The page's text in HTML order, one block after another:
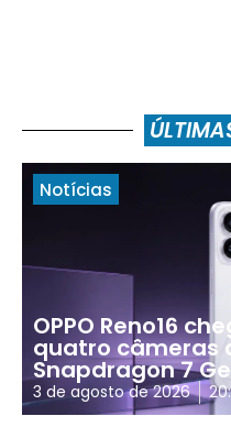
Notícias
OPPO Reno16
quatro câmeras
Snapdragon 7
3 de agosto de 2026